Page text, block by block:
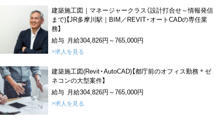
建築施工図｜マネージャークラス（設計打合せ～情報発信
まで)【JR多摩川駅｜BIM／REVIT・オートCADの専任業
務】
給与 月給304,826円～765,000円
>求人を見る
建築施工図(Revit・AutoCAD)【都庁前のオフィス勤務＊ゼ
ネコンの大型案件】
給与 月給304,826円～765,000円
>求人を見る